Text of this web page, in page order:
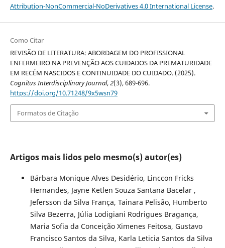
Attribution-NonCommercial-NoDerivatives 4.0 International License.
Como Citar
REVISÃO DE LITERATURA: ABORDAGEM DO PROFISSIONAL
ENFERMEIRO NA PREVENÇÃO AOS CUIDADOS DA PREMATURIDADE
EM RECÉM NASCIDOS E CONTINUIDADE DO CUIDADO. (2025).
Cognitus Interdisciplinary Journal,2(3), 689-696.
https://doi.org/10.71248/9x5wsn79
Formatos de Citação
Artigos mais lidos pelo mesmo(s) autor(es)
Bárbara Monique Alves Desidério, Linccon Fricks
Hernandes, Jayne Ketlen Souza Santana Bacelar ,
Jefersson da Silva França, Tainara Pelisão, Humberto
Silva Bezerra, Júlia Lodigiani Rodrigues Bragança,
Maria Sofia da Conceição Ximenes Feitosa, Gustavo
Francisco Santos da Silva, Karla Leticia Santos da Silva